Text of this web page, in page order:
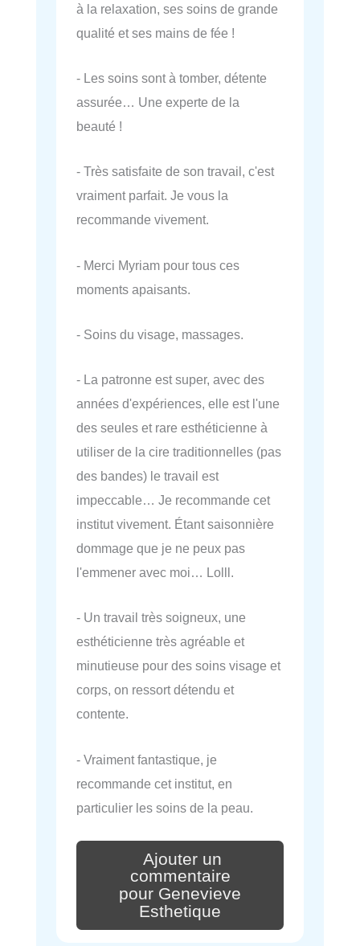
à la relaxation, ses soins de grande
qualité et ses mains de fée !
- Les soins sont à tomber, détente
assurée… Une experte de la
beauté !
- Très satisfaite de son travail, c'est
vraiment parfait. Je vous la
recommande vivement.
- Merci Myriam pour tous ces
moments apaisants.
- Soins du visage, massages.
- La patronne est super, avec des
années d'expériences, elle est l'une
des seules et rare esthéticienne à
utiliser de la cire traditionnelles (pas
des bandes) le travail est
impeccable… Je recommande cet
institut vivement. Étant saisonnière
dommage que je ne peux pas
l'emmener avec moi… Lolll.
- Un travail très soigneux, une
esthéticienne très agréable et
minutieuse pour des soins visage et
corps, on ressort détendu et
contente.
- Vraiment fantastique, je
recommande cet institut, en
particulier les soins de la peau.
Ajouter un
commentaire
pour Genevieve
Esthetique